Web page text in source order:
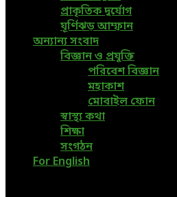
প্রাকৃতিক দুর্যোগ
ঘূর্ণিঝড় আম্ফান
অন্যান্য সংবাদ
বিজ্ঞান ও প্রযুক্তি
পরিবেশ বিজ্ঞান
মহাকাশ
মোবাইল ফোন
স্বাস্থ্য কথা
শিক্ষা
সংগঠন
For English